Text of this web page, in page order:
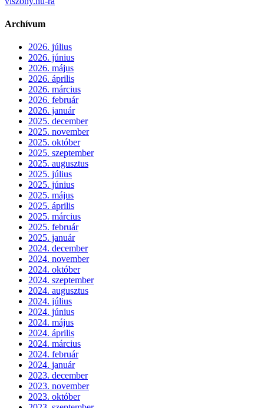
Archívum
2026. július
2026. június
2026. május
2026. április
2026. március
2026. február
2026. január
2025. december
2025. november
2025. október
2025. szeptember
2025. augusztus
2025. július
2025. június
2025. május
2025. április
2025. március
2025. február
2025. január
2024. december
2024. november
2024. október
2024. szeptember
2024. augusztus
2024. július
2024. június
2024. május
2024. április
2024. március
2024. február
2024. január
2023. december
2023. november
2023. október